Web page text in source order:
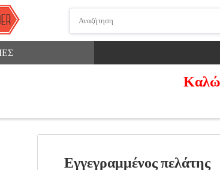
Εγγεγραμμένος πελάτης